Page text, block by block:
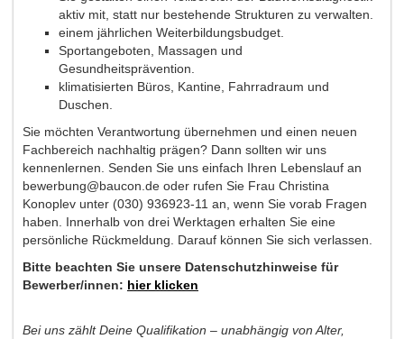
aktiv mit, statt nur bestehende Strukturen zu verwalten.
einem jährlichen Weiterbildungsbudget.
Sportangeboten, Massagen und
Gesundheitsprävention.
klimatisierten Büros, Kantine, Fahrradraum und
Duschen.
Sie möchten Verantwortung übernehmen und einen neuen
Fachbereich nachhaltig prägen? Dann sollten wir uns
kennenlernen. Senden Sie uns einfach Ihren Lebenslauf an
bewerbung@baucon.de oder rufen Sie Frau Christina
Konoplev unter (030) 936923-11 an, wenn Sie vorab Fragen
haben. Innerhalb von drei Werktagen erhalten Sie eine
persönliche Rückmeldung. Darauf können Sie sich verlassen.
Bitte beachten Sie unsere Datenschutzhinweise für
Bewerber/innen: hier klicken
Bei uns zählt Deine Qualifikation – unabhängig von Alter,